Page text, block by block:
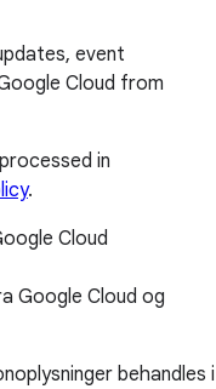
event
Cloud from
in
.
Cloud
Google Cloud og
behandles i